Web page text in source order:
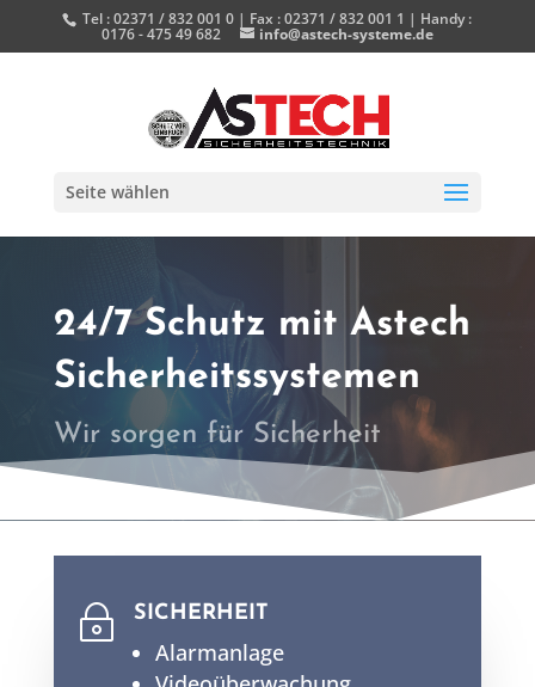
Tel : 02371 / 832 001 0 | Fax : 02371 / 832 001 1 | Handy :
0176 - 475 49 682 info@astech-systeme.de
Seite wählen
24/7 Schutz mit Astech
Sicherheitssystemen
Wir sorgen für Sicherheit
~ SICHERHEIT
Alarmanlage